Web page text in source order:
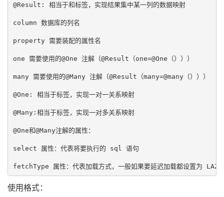
@Result: 相当于和标签，实现结果集中某一列的数据映射
column 数据库的列名
property 需要装配的属性名
one 需要使用的@One 注解（@Result（one=@One（）））
many 需要使用的@Many 注解（@Result（many=@many（）））
@One: 相当于标签，实现一对一关系映射
@Many:相当于标签，实现一对多关系映射
@One和@Many注解的属性：
select 属性：代表将要执行的 sql 语句
使用格式：